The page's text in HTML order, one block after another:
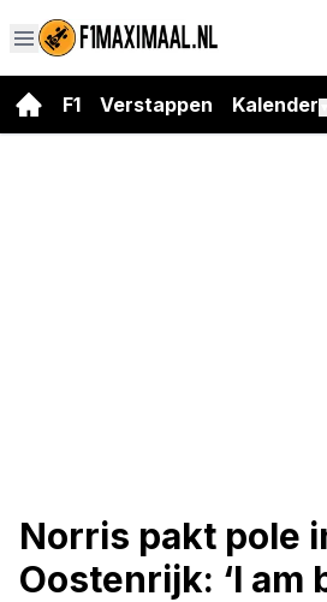
F1 Verstappen Kalender
Norris pakt pole
Oostenrijk: ‘I am